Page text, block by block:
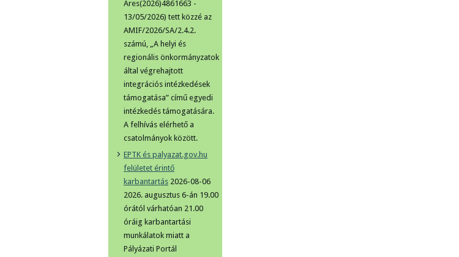
Ares(2026)4861663 -
13/05/2026) tett közzé az
AMIF/2026/SA/2.4.2.
számú, „A helyi és
regionális önkormányzatok
által végrehajtott
integrációs intézkedések
támogatása” című egyedi
intézkedés támogatására.
A felhívás elérhető a
csatolmányok között.
EPTK és palyazat.gov.hu
felületet érintő
karbantartás 2026-08-06
2026. augusztus 6-án 19.00
órától várhatóan 21.00
óráig karbantartási
munkálatok miatt a
Pályázati Portál